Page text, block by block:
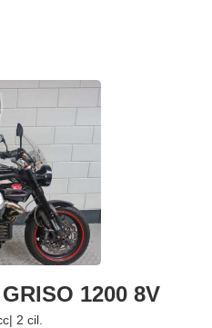
1200 8V
| 2 cil.